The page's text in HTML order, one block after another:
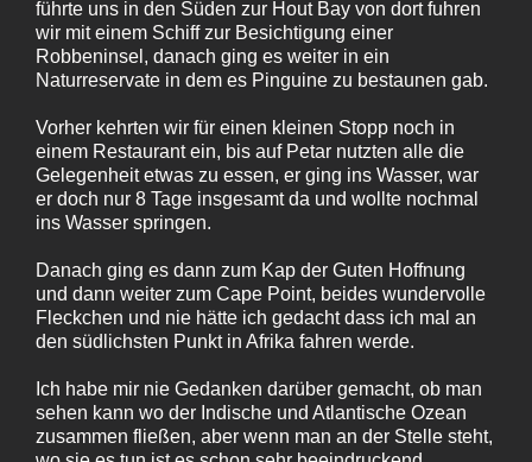
führte uns in den Süden zur Hout Bay von dort fuhren
wir mit einem Schiff zur Besichtigung einer
Robbeninsel, danach ging es weiter in ein
Naturreservate in dem es Pinguine zu bestaunen gab.
Vorher kehrten wir für einen kleinen Stopp noch in
einem Restaurant ein, bis auf Petar nutzten alle die
Gelegenheit etwas zu essen, er ging ins Wasser, war
er doch nur 8 Tage insgesamt da und wollte nochmal
ins Wasser springen.
Danach ging es dann zum Kap der Guten Hoffnung
und dann weiter zum Cape Point, beides wundervolle
Fleckchen und nie hätte ich gedacht dass ich mal an
den südlichsten Punkt in Afrika fahren werde.
Ich habe mir nie Gedanken darüber gemacht, ob man
sehen kann wo der Indische und Atlantische Ozean
zusammen fließen, aber wenn man an der Stelle steht,